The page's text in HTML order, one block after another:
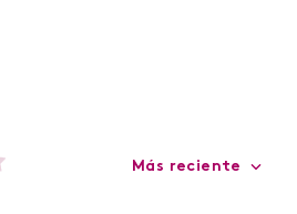
Más reciente